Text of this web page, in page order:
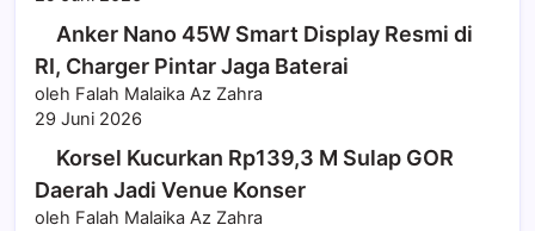
Anker Nano 45W Smart Display Resmi di
RI, Charger Pintar Jaga Baterai
oleh Falah Malaika Az Zahra
29 Juni 2026
Korsel Kucurkan Rp139,3 M Sulap GOR
Daerah Jadi Venue Konser
oleh Falah Malaika Az Zahra